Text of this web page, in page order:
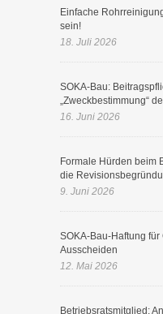
Einfache
sein!
18. Juli 2026
SOKA-Bau:
„Zweckbestimmung“
16. Juni 2026
Formale Hürden beim
die
9. Juni 2026
SOKA-Bau-Haftung
Ausscheiden
12. Mai 2026
Betriebsratsmitglied: